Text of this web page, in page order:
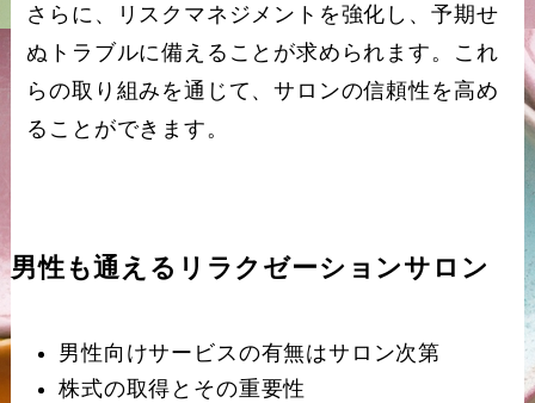
さらに、リスクマネジメントを強化し、予期せ
ぬトラブルに備えることが求められます。これ
らの取り組みを通じて、サロンの信頼性を高め
ることができます。
男性も通えるリラクゼーションサロン
男性向けサービスの有無はサロン次第
株式の取得とその重要性